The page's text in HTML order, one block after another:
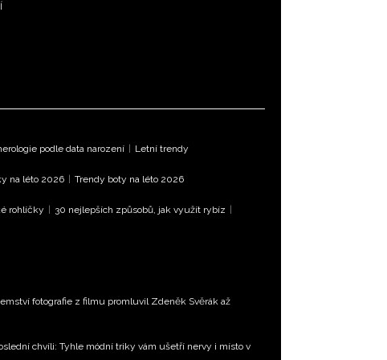
podle data narození | Letní trendy
na léto 2026 | Trendy boty na léto 2026
rohlíčky | 30 nejlepších způsobů, jak využít rybíz |
fotografie z filmu promluvil Zdeněk Svěrák až
chvíli: Tyhle módní triky vám ušetří nervy i místo v